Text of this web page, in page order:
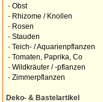
- Obst
- Rhizome / Knollen
- Rosen
- Stauden
- Teich- / Aquarienpflanzen
- Tomaten, Paprika, Co
- Wildkräuter / -pflanzen
- Zimmerpflanzen
Deko- & Bastelartikel